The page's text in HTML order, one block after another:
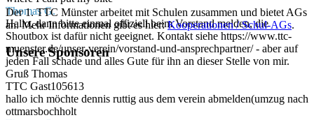
Thomas G.
Hallo, dann bitte einmal offiziell beim Vorstand melden, die
Shoutbox ist dafür nicht geeignet. Kontakt siehe https://www.ttc-
muenster.de/unser-verein/vorstand-und-ansprechpartner/ - aber auf
jeden Fall schade und alles Gute für ihn an dieser Stelle von mir.
Gruß Thomas
TTC Gast105613
hallo ich möchte dennis ruttig aus dem verein abmelden(umzug nach
ottmarsbochholt
Der 1. TTC Münster arbeitet mit Schulen zusammen und bietet AGs
an. Mehr Informationen gibt es hier:Kooperationen / Schul-AGs.
Unsere Sponsoren